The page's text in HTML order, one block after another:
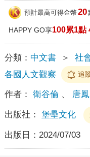
預計最高可得金幣 20
HAPPY GO享100累1點
分類： 中文書 ＞ 社
各國人文觀察
追
作者： 衛谷倫、 唐鳳
出版社： 堡壘文化
出版日： 2024/07/03